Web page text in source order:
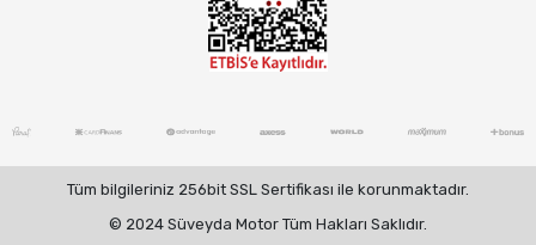
Tüm bilgileriniz 256bit SSL Sertifikası ile korunmaktadır.
© 2024 Süveyda Motor Tüm Hakları Saklıdır.